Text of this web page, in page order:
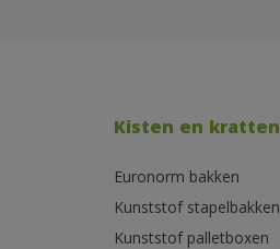
Kisten en kratten
Euronorm bakken
Kunststof stapelbakken
Kunststof palletboxen